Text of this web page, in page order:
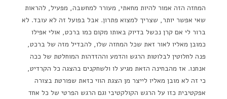
המחזה הזה אמור להיות מחאתי, מעורר למחשבה, מפעיל, להראות
שאי אפשר יותר, שצריך למצוא פתרון. אבל בפועל זה לא עובד. לא
ברור לי אם קרן נכשל בדיוק באותו מקום כמו ברכט, אולי אפילו
כמובן מאליו לאור זאת שכל המחזה שלו, להבדיל מזה של ברכט,
פנה לחלוטין לבלוטות הרגש והדמע וההזדהות המוחלטת של ככה
אנחנו. אז מהבחינה הזאת מגיע לו ולשחקנים בהצגה כל הקרדיט,
כי זה לא מובן מאליו לייצר מן הצגת הווי כזאת שפורטת בצורה
אפקטיבית כזו על הרגש הקולקטיבי וגם הרגש הפרטי של כל אחד